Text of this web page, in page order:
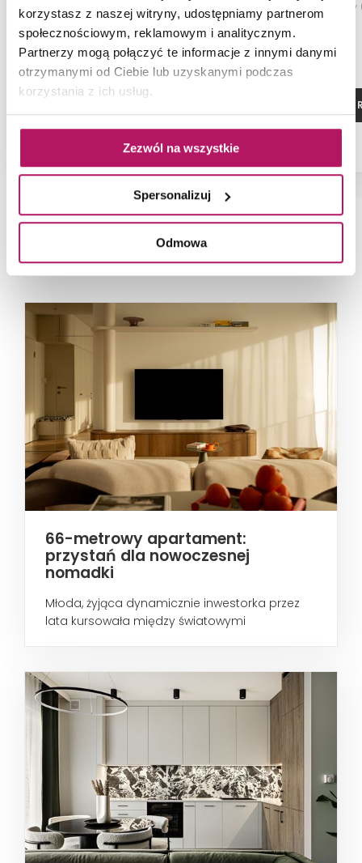
korzystasz z naszej witryny, udostępniamy partnerom
społecznościowym, reklamowym i analitycznym.
Partnerzy mogą połączyć te informacje z innymi danymi
otrzymanymi od Ciebie lub uzyskanymi podczas
korzystania z ich usług.
Zezwól na wszystkie
Spersonalizuj
Odmowa
ZOBACZ
NAJNOWSZE ARTYKUŁY
66-metrowy apartament:
przystań dla nowoczesnej
nomadki
Młoda, żyjąca dynamicznie inwestorka przez
lata kursowała między światowymi